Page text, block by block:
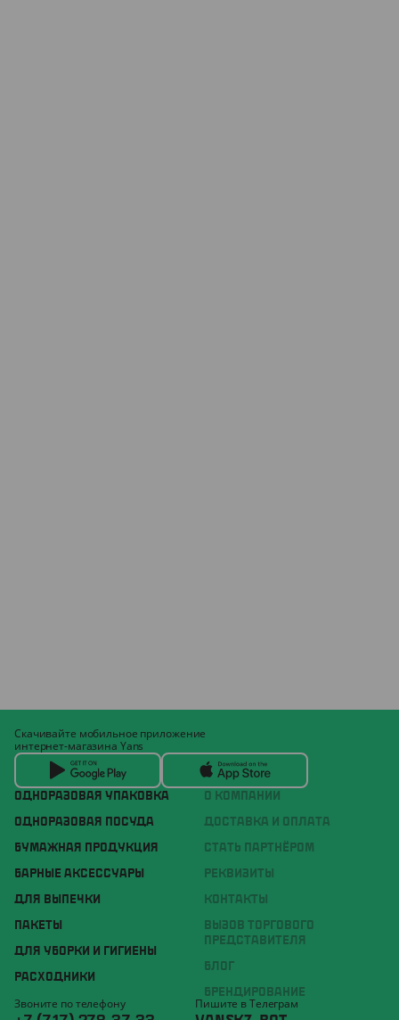
ОДНОРАЗОВАЯ УПАКОВКА
ОДНОРАЗОВАЯ ПОСУДА
БУМАЖНАЯ ПРОДУКЦИЯ
БАРНЫЕ АКСЕССУАРЫ
ДЛЯ ВЫПЕЧКИ
ПАКЕТЫ
ДЛЯ УБОРКИ И ГИГИЕНЫ
РАСХОДНИКИ
О КОМПАНИИ
ДОСТАВКА И ОПЛАТА
СТАТЬ ПАРТНЁРОМ
РЕКВИЗИТЫ
КОНТАКТЫ
ВЫЗОВ ТОРГОВОГО
ПРЕДСТАВИТЕЛЯ
БЛОГ
БРЕНДИРОВАНИЕ
Скачивайте мобильное приложение
интернет-магазина Yans
Звоните по телефону Пишите в Телеграм